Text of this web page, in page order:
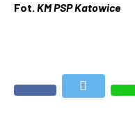
Fot. KM PSP Katowice